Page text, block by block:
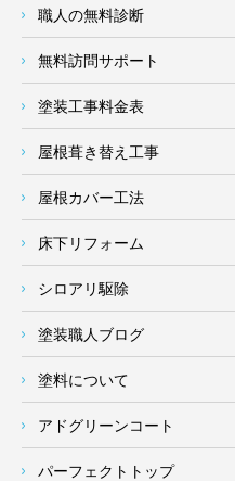
職人の無料診断
無料訪問サポート
塗装工事料金表
屋根葺き替え工事
屋根カバー工法
床下リフォーム
シロアリ駆除
塗装職人ブログ
塗料について
アドグリーンコート
パーフェクトトップ